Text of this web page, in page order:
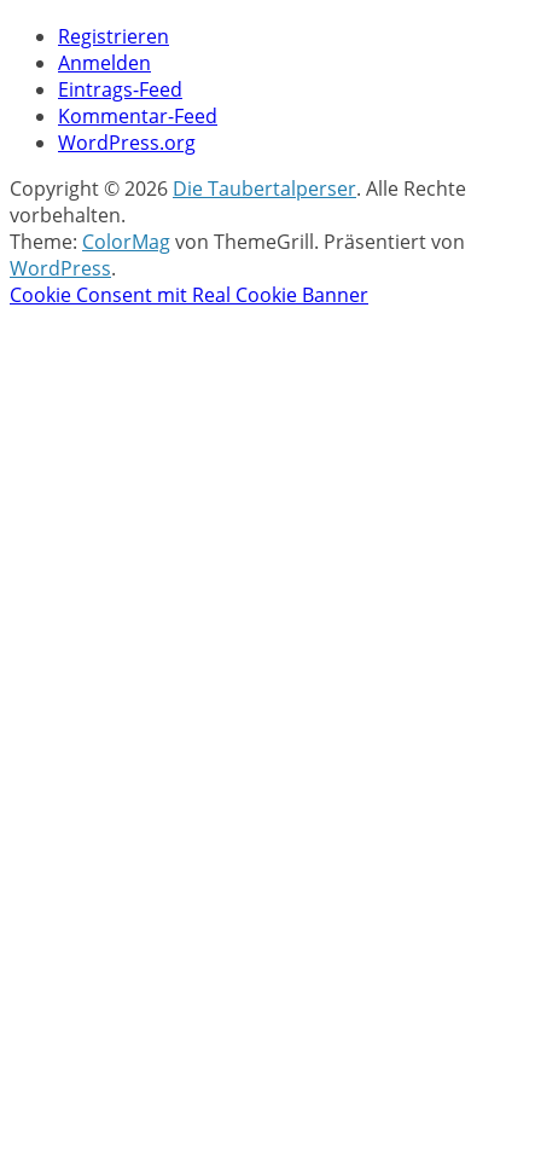
Registrieren
Anmelden
Eintrags-Feed
Kommentar-Feed
WordPress.org
Copyright © 2026 Die Taubertalperser. Alle Rechte
vorbehalten.
Theme: ColorMagvon ThemeGrill. Präsentiert von
WordPress.
Cookie Consent mit Real Cookie Banner